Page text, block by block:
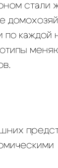
стали
по каждой